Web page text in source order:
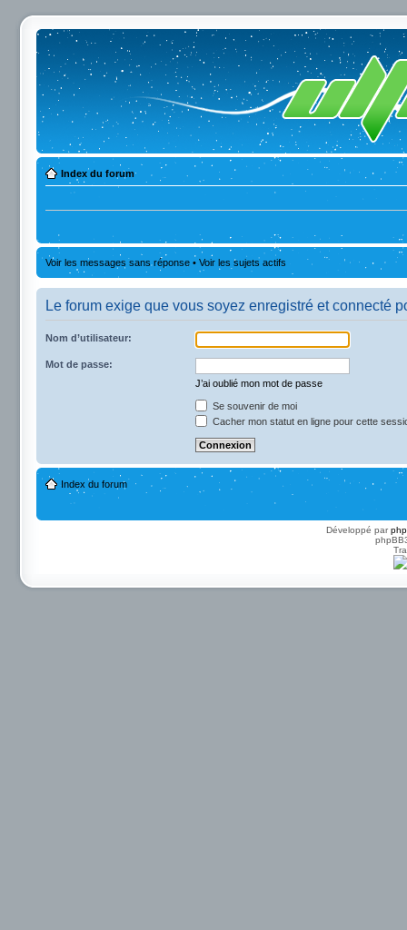
Index du forum
Voir les messages sans réponse • Voir les sujets actifs
Le forum exige que vous soyez enregistré et connecté
Nom d’utilisateur:
Mot de passe:
J’ai oublié mon mot de passe
Se souvenir de moi
Cacher mon statut en ligne pour cette
Index du forum
Développé par